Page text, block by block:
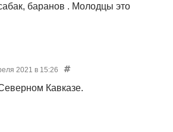
баранов . Молодцы это
2021 в 15:26
Кавказе.